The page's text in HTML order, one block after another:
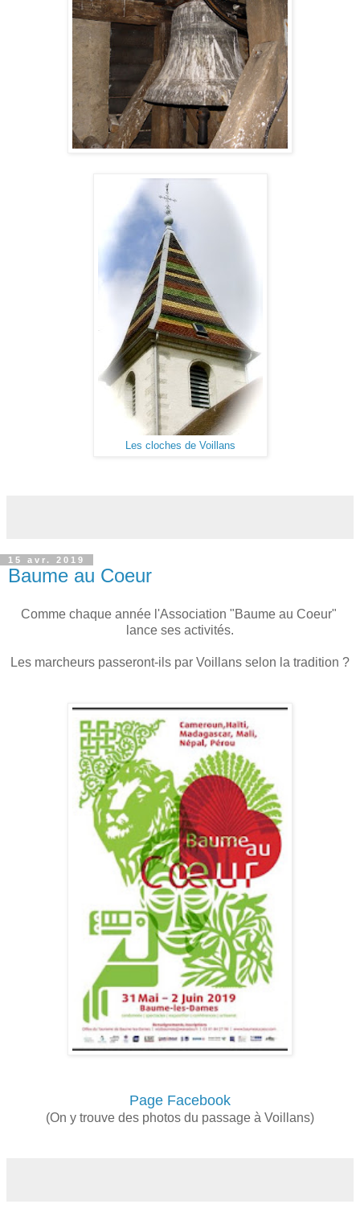
Les cloches de Voillans
15 avr. 2019
Baume au Coeur
Comme chaque année l'Association "Baume au Coeur"
lance ses activités.
Les marcheurs passeront-ils par Voillans selon la tradition ?
Page Facebook
(On y trouve des photos du passage à Voillans)